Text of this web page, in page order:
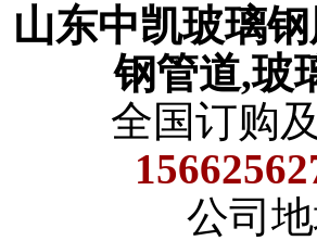
山东中凯玻璃
钢管道,玻
全国订购
公司